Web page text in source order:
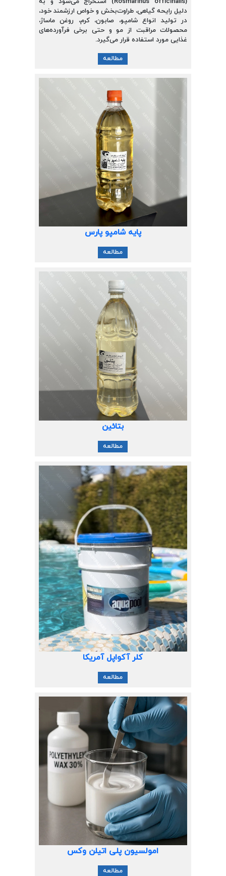
دلیل رایحه گیاهی، طراوت‌بخش و خواص ارزشمند خود،
در تولید انواع شامپو، صابون، کرم، روغن ماساژ،
محصولات مراقبت از مو و حتی برخی فرآورده‌های
غذایی مورد استفاده قرار می‌گیرد.
مطالعه
پایه شامپو پارس
مطالعه
بتائین
مطالعه
کلر آکواپل آمریکا
مطالعه
امولسیون پلی اتیلن وکس
مطالعه